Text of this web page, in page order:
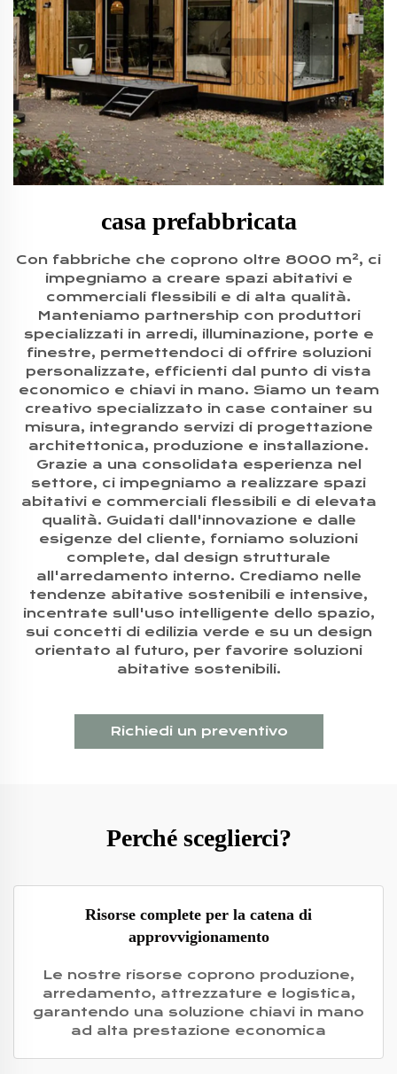
casa prefabbricata
Con fabbriche che coprono oltre 8000 m², ci
impegniamo a creare spazi abitativi e
commerciali flessibili e di alta qualità.
Manteniamo partnership con produttori
specializzati in arredi, illuminazione, porte e
finestre, permettendoci di offrire soluzioni
personalizzate, efficienti dal punto di vista
economico e chiavi in mano. Siamo un team
creativo specializzato in case container su
misura, integrando servizi di progettazione
architettonica, produzione e installazione.
Grazie a una consolidata esperienza nel
settore, ci impegniamo a realizzare spazi
abitativi e commerciali flessibili e di elevata
qualità. Guidati dall'innovazione e dalle
esigenze del cliente, forniamo soluzioni
complete, dal design strutturale
all'arredamento interno. Crediamo nelle
tendenze abitative sostenibili e intensive,
incentrate sull'uso intelligente dello spazio,
sui concetti di edilizia verde e su un design
orientato al futuro, per favorire soluzioni
abitative sostenibili.
Richiedi un preventivo
Perché sceglierci?
Risorse complete per la catena di
approvvigionamento
Le nostre risorse coprono produzione,
arredamento, attrezzature e logistica,
garantendo una soluzione chiavi in mano
ad alta prestazione economica